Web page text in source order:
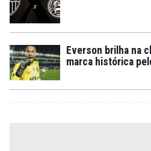
Everson brilha na
marca histórica